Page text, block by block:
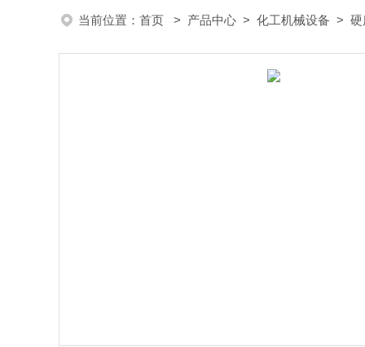
当前位置： 首页 > 产品中心 > 化工机械设备 > 硬